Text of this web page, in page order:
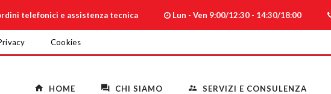
telefonici e assistenza tecnica Lun - Ven 9:00/12:30 - 14:30/18:00
Cookies
HOME CHI SIAMO SERVIZI E CONSULENZA